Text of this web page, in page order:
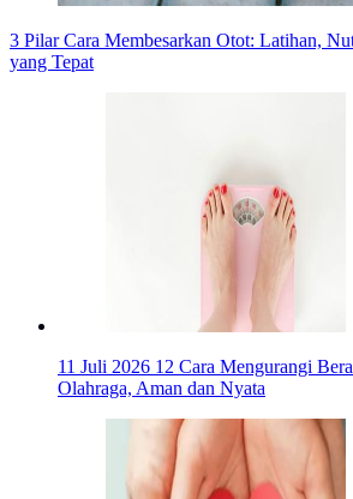
3 Pilar Cara Membesarkan Otot: Latihan,
yang Tepat
11 Juli 2026 12 Cara Mengurangi
Olahraga, Aman dan Nyata